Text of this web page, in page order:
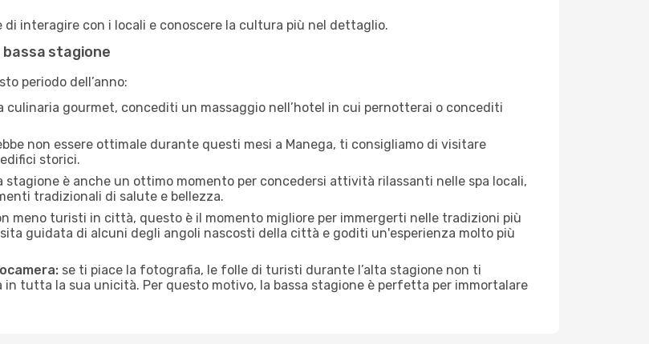
interagire con i locali e conoscere la cultura più nel dettaglio.
stagione
periodo dell’anno:
culinaria gourmet, concediti un massaggio nell’hotel in cui pernotterai o concediti
non essere ottimale durante questi mesi a Manega, ti consigliamo di visitare
storici.
stagione è anche un ottimo momento per concedersi attività rilassanti nelle spa locali,
tradizionali di salute e bellezza.
meno turisti in città, questo è il momento migliore per immergerti nelle tradizioni più
guidata di alcuni degli angoli nascosti della città e goditi un'esperienza molto più
se ti piace la fotografia, le folle di turisti durante l’alta stagione non ti
tutta la sua unicità. Per questo motivo, la bassa stagione è perfetta per immortalare